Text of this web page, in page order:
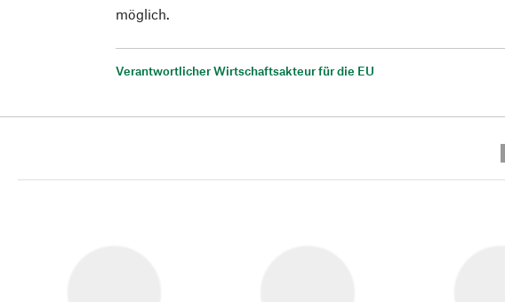
möglich.
Verantwortlicher Wirtschaftsakteur für die EU